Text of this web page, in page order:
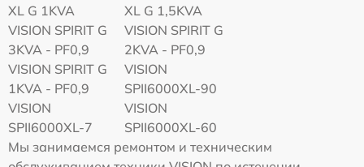
XL G 1KVA
XL G 1,5KVA
VISION SPIRIT G
3KVA - PF0,9
VISION SPIRIT G
2KVA - PF0,9
VISION SPIRIT G
1KVA - PF0,9
VISION
SPII6000XL-90
VISION
SPII6000XL-7
VISION
SPII6000XL-60
Мы занимаемся ремонтом и техническим